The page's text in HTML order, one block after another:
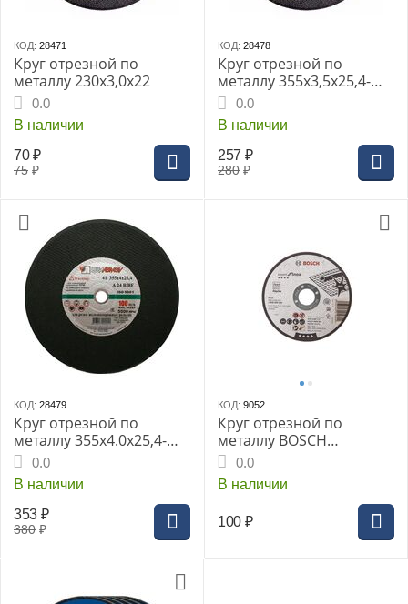
КОД: 28471
Круг отрезной по
металлу 230х3,0х22
0.0
В наличии
75 ₽
70 ₽
КОД: 28478
Круг отрезной по
металлу 355х3,5х25,4-
80м/с
0.0
В наличии
280 ₽
257 ₽
КОД: 28479
Круг отрезной по
металлу 355х4.0х25,4-
100м/с д/рельс
0.0
В наличии
380 ₽
353 ₽
КОД: 9052
Круг отрезной по
металлу BOSCH
125х1.0х22мм нержав
(2.608.600.549)
0.0
В наличии
100 ₽